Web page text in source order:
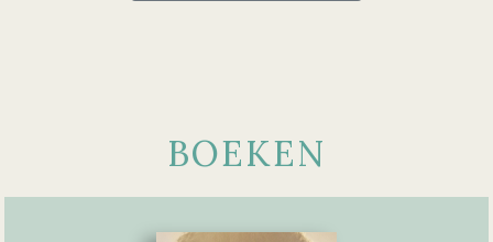
BOEKEN